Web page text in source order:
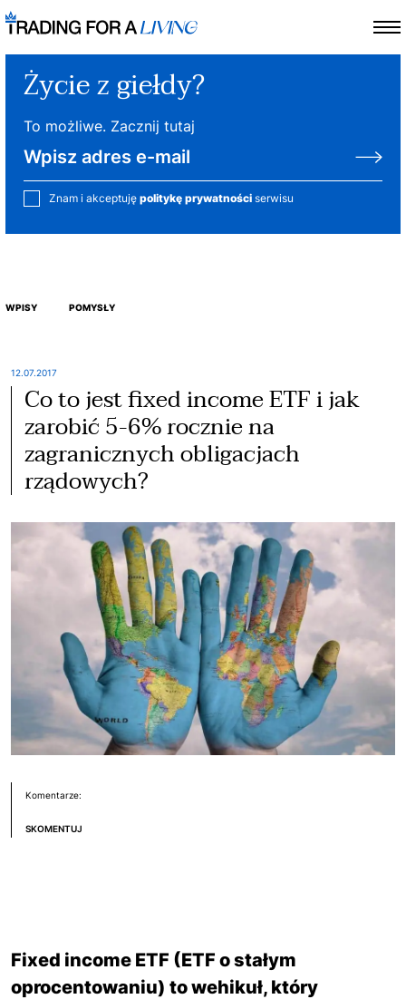
Życie z giełdy?
To możliwe. Zacznij tutaj
Znam i akceptuję politykę prywatności serwisu
WPISY POMYSŁY
12.07.2017
Co to jest fixed income ETF i jak
zarobić 5-6% rocznie na
zagranicznych obligacjach
rządowych?
Komentarze:
SKOMENTUJ
Fixed income ETF (ETF o stałym
oprocentowaniu) to wehikuł, który